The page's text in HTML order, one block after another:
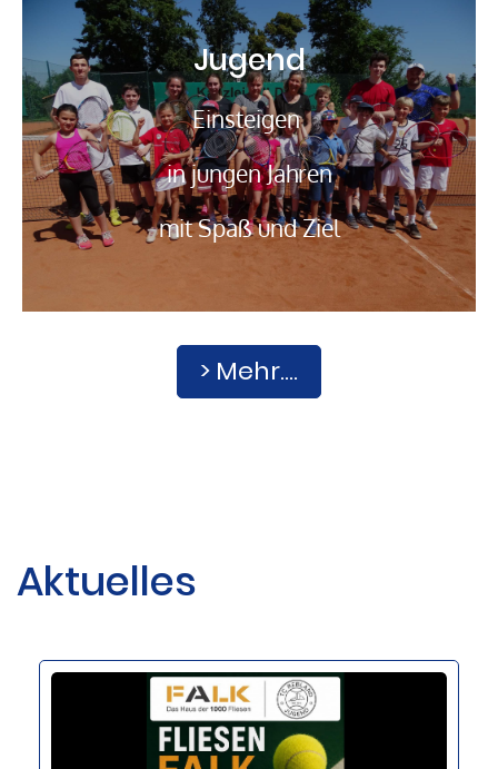
Jugend
Einsteigen
in jungen Jahren
mit Spaß und Ziel
> Mehr....
Aktuelles